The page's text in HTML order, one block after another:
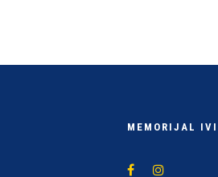
MEMORIJAL